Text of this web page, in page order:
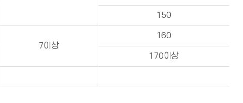
150
7이상
160
170이상